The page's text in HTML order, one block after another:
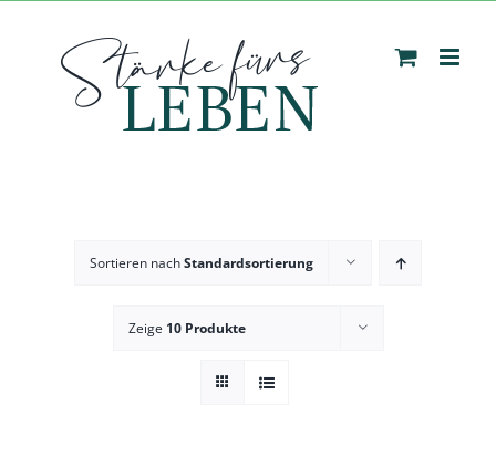
springen
Sortieren nachStandardsortierung
Zeige 10 Produkte